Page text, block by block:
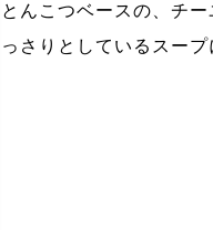
とんこつベースの、チ
っさりとしているスー